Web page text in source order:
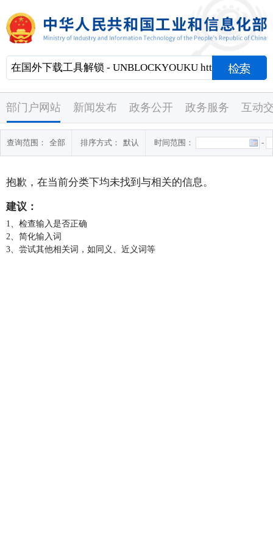
部门户网站 新闻发布 政务公开 政务服务 互动
查询范围： 全部 排序方式： 默认 时间范围： -
抱歉，在当前分类下均未找到与相关的信息。
建议：
1、检查输入是否正确
2、简化输入词
3、尝试其他相关词，如同义、近义词等